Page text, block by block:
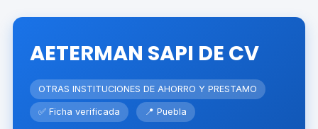
AETERMAN SAPI DE CV
OTRAS INSTITUCIONES DE AHORRO Y PRESTAMO
✅ Ficha verificada 📍 Puebla